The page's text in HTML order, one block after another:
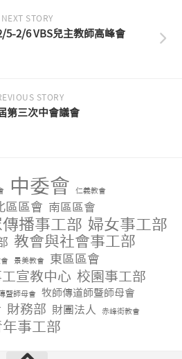
NEXT STORY
5-2/6 VBS兒主教師高峰會
STORY
第三次中會議會
中委會 仁義教會
區區會 南區區會
播事工部 婦女事工部
教會與社會事工部
景美教會 東區區會
宣教中心 校園事工部
暨師母會 牧師傳道師暨師母會
財務部 財團法人 赤峰街教會
事工部